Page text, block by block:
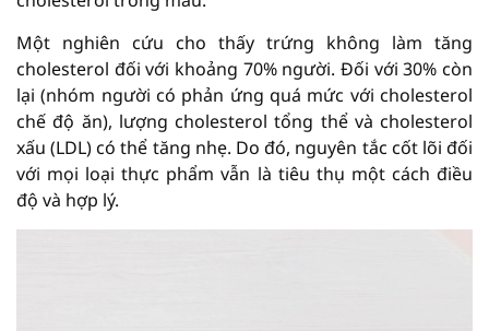
Một nghiên cứu cho thấy trứng không làm tăng
cholesterol đối với khoảng 70% người. Đối với 30% còn
lại (nhóm người có phản ứng quá mức với cholesterol
chế độ ăn), lượng cholesterol tổng thể và cholesterol
xấu (LDL) có thể tăng nhẹ. Do đó, nguyên tắc cốt lõi đối
với mọi loại thực phẩm vẫn là tiêu thụ một cách điều
độ và hợp lý.